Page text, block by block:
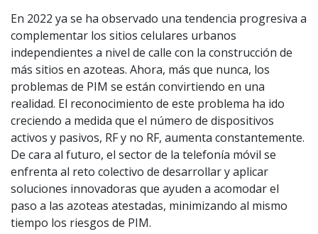
En 2022 ya se ha observado una tendencia progresiva a
complementar los sitios celulares urbanos
independientes a nivel de calle con la construcción de
más sitios en azoteas. Ahora, más que nunca, los
problemas de PIM se están convirtiendo en una
realidad. El reconocimiento de este problema ha ido
creciendo a medida que el número de dispositivos
activos y pasivos, RF y no RF, aumenta constantemente.
De cara al futuro, el sector de la telefonía móvil se
enfrenta al reto colectivo de desarrollar y aplicar
soluciones innovadoras que ayuden a acomodar el
paso a las azoteas atestadas, minimizando al mismo
tiempo los riesgos de PIM.